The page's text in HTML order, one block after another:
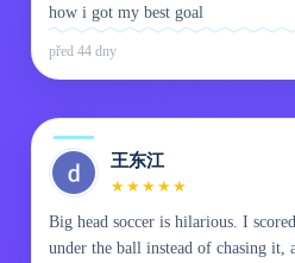
how i got my best goal
před 44 dny
王东江
★ ★ ★ ★ ★
Big head soccer is hilarious. I
under the ball instead of chasing it,